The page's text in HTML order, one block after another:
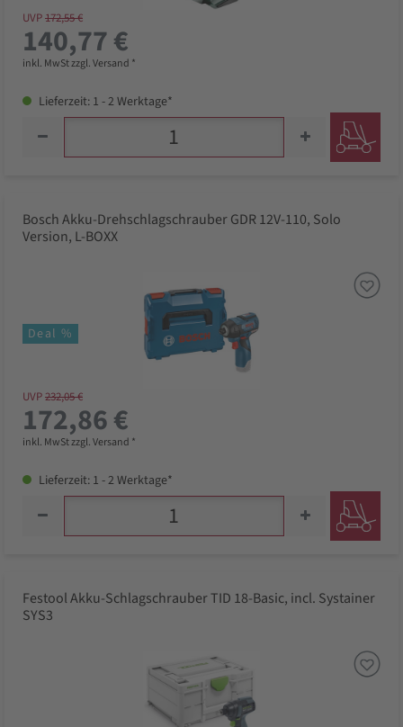
UVP172,55 €
140,77 €
inkl. MwSt zzgl. Versand *
Lieferzeit: 1 - 2 Werktage*
Bosch Akku-Drehschlagschrauber GDR 12V-110, Solo
Version, L-BOXX
Deal %
UVP232,05 €
172,86 €
inkl. MwSt zzgl. Versand *
Lieferzeit: 1 - 2 Werktage*
Festool Akku-Schlagschrauber TID 18-Basic, incl. Systainer
SYS3